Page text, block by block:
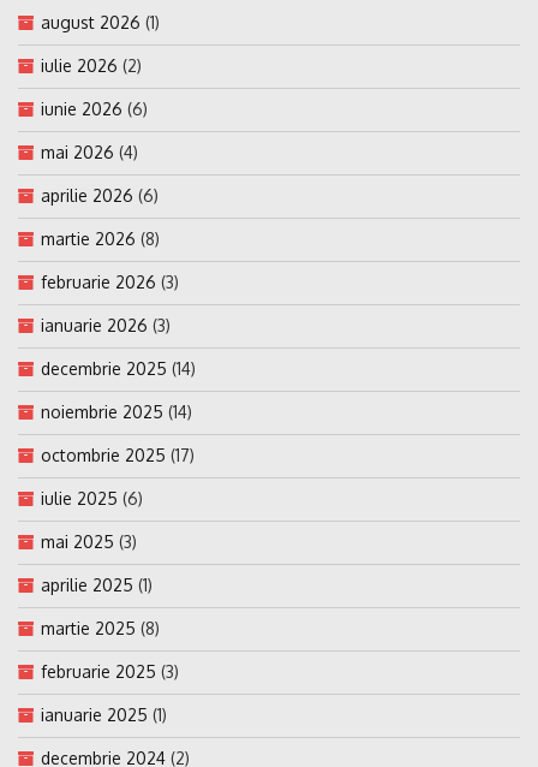
august 2026 (1)
iulie 2026 (2)
iunie 2026 (6)
mai 2026 (4)
aprilie 2026 (6)
martie 2026 (8)
februarie 2026 (3)
ianuarie 2026 (3)
decembrie 2025 (14)
noiembrie 2025 (14)
octombrie 2025 (17)
iulie 2025 (6)
mai 2025 (3)
aprilie 2025 (1)
martie 2025 (8)
februarie 2025 (3)
ianuarie 2025 (1)
decembrie 2024 (2)